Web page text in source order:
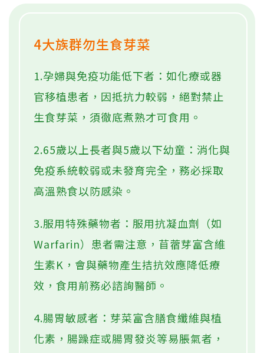
購買芽菜4大原則
1.選擇來源：優先購買具「產銷履歷」
或有機驗證之產品。
「鬚根」者，若外觀過於潔白肥胖無根
鬚，應提高警覺。
腐或刺鼻異味切勿購買。
4.包裝冷藏：確保包裝完整並全程置於
7℃以下冷藏，建議於1至3天內食用完